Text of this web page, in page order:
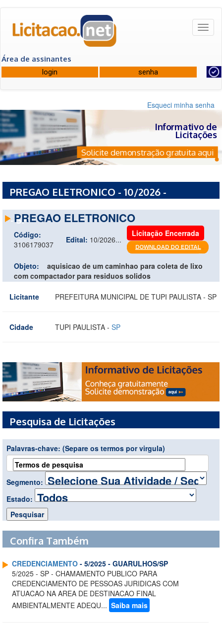
Área de assinantes
Esqueci minha senha
Informativo de
Licitações
Solicite demonstração gratuita aqui
PREGAO ELETRONICO - 10/2026 -
- SP
PREGAO ELETRONICO
Código:
3106179037
Edital: 10/2026...
Licitação Encerrada
Objeto:
aquisicao de um caminhao para coleta de lixo
com compactador para residuos solidos
Licitante PREFEITURA MUNICIPAL DE TUPI PAULISTA - SP
Cidade TUPI PAULISTA - SP
Pesquisa de Licitações
Palavras-chave: (Separe os termos por virgula)
Segmento:
Estado:
Confira Também
CREDENCIAMENTO - 5/2025 - GUARULHOS/SP
5/2025 - SP - CHAMAMENTO PUBLICO PARA
CREDENCIAMENTO DE PESSOAS JURIDICAS COM
ATUACAO NA AREA DE DESTINACAO FINAL
AMBIENTALMENTE ADEQU... Saiba mais